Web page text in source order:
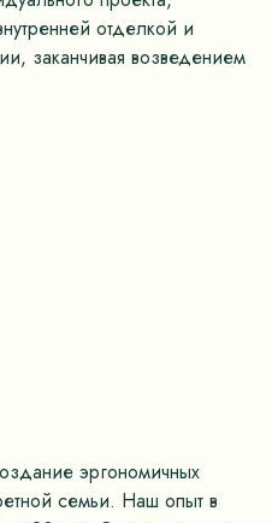
отделкой и
заканчивая возведением
эргономичных
семьи. Наш опыт в